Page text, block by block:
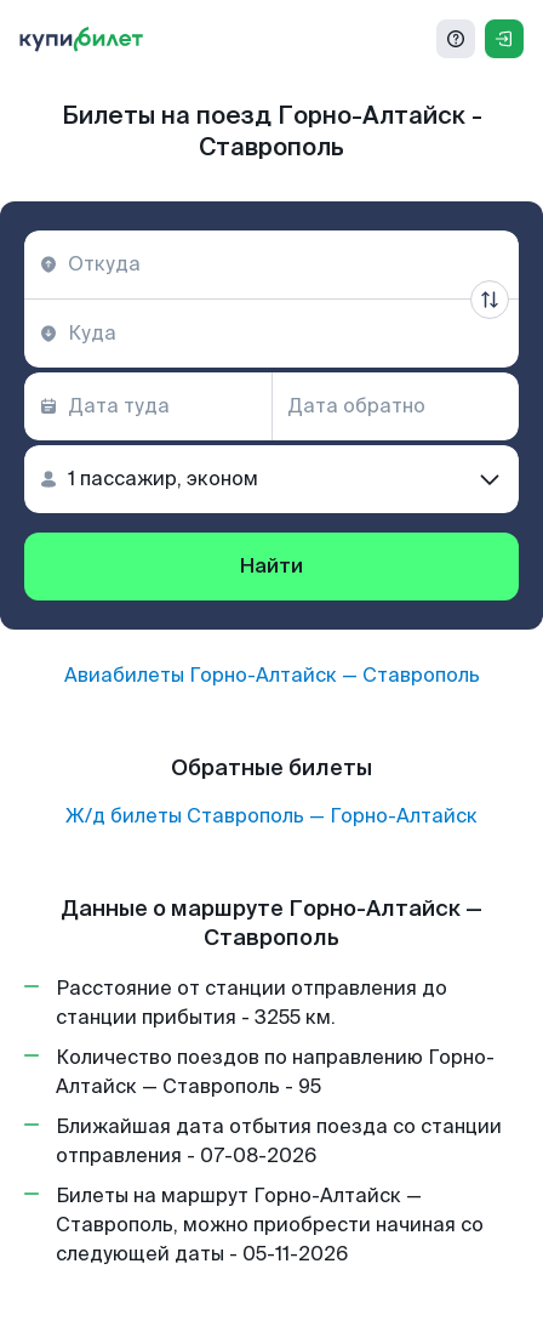
Билеты на поезд Горно-Алтайск -
Ставрополь
Найти
Авиабилеты Горно-Алтайск— Ставрополь
Обратные билеты
Ж/д билеты Ставрополь — Горно-Алтайск
Данные о маршруте Горно-Алтайск —
Ставрополь
Расстояние от станции отправления до
станции прибытия - 3255 км.
Количество поездов по направлению Горно-
Алтайск — Ставрополь - 95
Ближайшая дата отбытия поезда со станции
отправления - 07-08-2026
Билеты на маршрут Горно-Алтайск —
Ставрополь, можно приобрести начиная со
следующей даты - 05-11-2026